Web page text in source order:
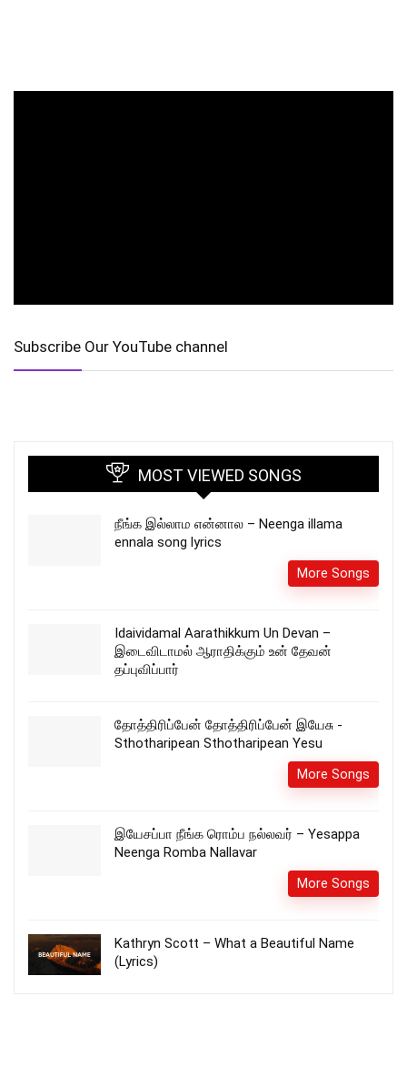
Subscribe Our YouTube channel
MOST VIEWED SONGS
நீங்க இல்லாம என்னால – Neenga illama
ennala song lyrics
More Songs
Idaividamal Aarathikkum Un Devan –
இடைவிடாமல் ஆராதிக்கும் உன் தேவன்
தப்புவிப்பார்
தோத்திரிப்பேன் தோத்திரிப்பேன் இயேசு -
Sthotharipean Sthotharipean Yesu
More Songs
இயேசப்பா நீங்க ரொம்ப நல்லவர் – Yesappa
Neenga Romba Nallavar
More Songs
Kathryn Scott – What a Beautiful Name
(Lyrics)